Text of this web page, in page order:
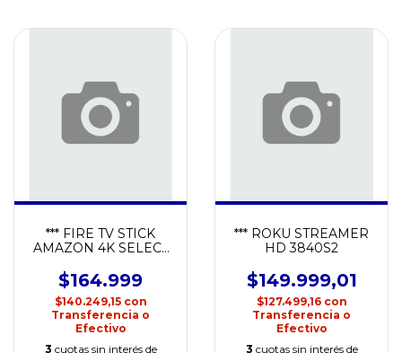
*** FIRE TV STICK
AMAZON 4K SELECT
$164.999
$140.249,15 con
Transferencia o
Efectivo
3 cuotas sin interés de
*** ROKU STREAMER
HD 3840S2
$149.999,01
$127.499,16 con
Transferencia o
Efectivo
3 cuotas sin interés de